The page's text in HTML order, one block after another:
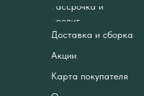
Рассрочка и
кредит
Доставка и сборка
Акции
Карта покупателя